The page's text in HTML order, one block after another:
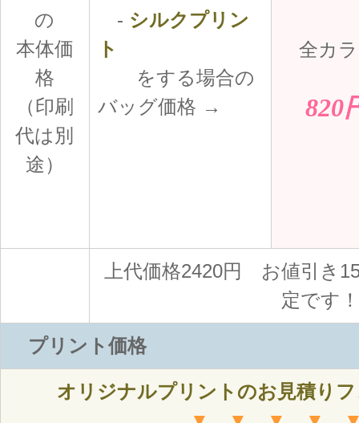
の
本体価
格
（印刷
代は別
途）
- シルクプリン
ト
をする場合の
バッグ価格 →
全カラ
820
上代価格2420円 お値引き
定です
プリント価格
オリジナルプリントのお見積り